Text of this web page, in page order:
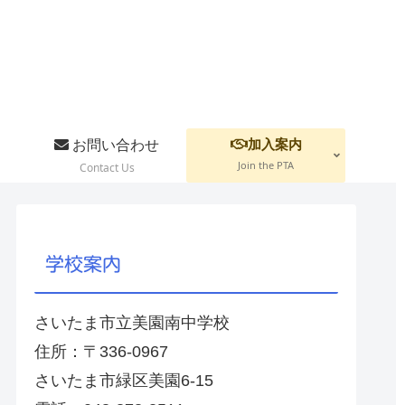
お問い合わせ
Contact Us
加入案内
Join the PTA
学校案内
さいたま市立美園南中学校
住所：〒336-0967
さいたま市緑区美園6-15